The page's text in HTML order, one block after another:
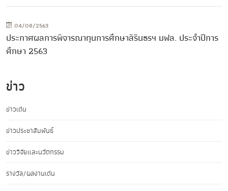
04/08/2563
ประกาศผลการพิจารณาทุนการศึกษาสิรินธรฯ มฟล. ประจำปีการ
ศึกษา 2563
ข่าว
ข่าวเด่น
ข่าวประชาสัมพันธ์
ข่าววิจัยและนวัตกรรม
รางวัล/ผลงานเด่น